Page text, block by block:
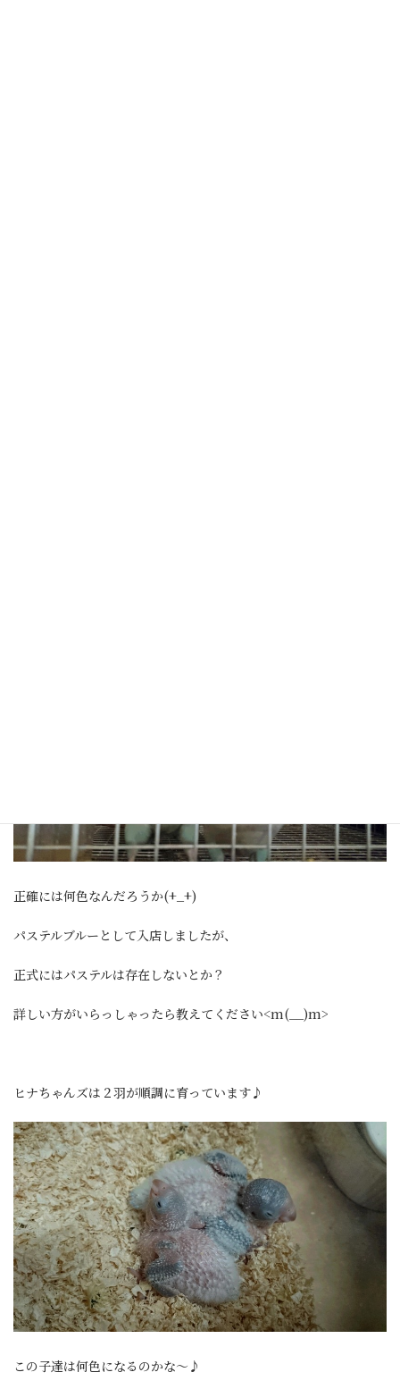
正確には何色なんだろうか(+_+)
パステルブルーとして入店しましたが、
正式にはパステルは存在しないとか？
詳しい方がいらっしゃったら教えてください<m(__)m>
ヒナちゃんズは２羽が順調に育っています♪
この子達は何色になるのかな～♪